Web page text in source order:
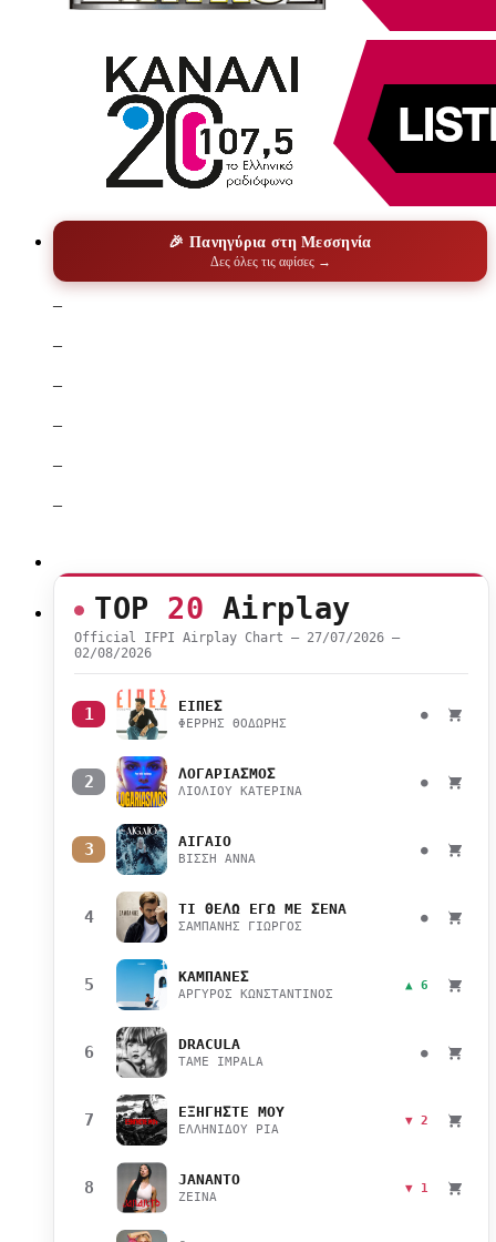
🎉 Πανηγύρια στη Μεσσηνία
Δες όλες τις αφίσες →
–
–
–
–
–
–
TOP 20 Airplay
Official IFPI Airplay Chart — 27/07/2026 –
02/08/2026
1 ΕΙΠΕΣ
ΦΕΡΡΗΣ ΘΟΔΩΡΗΣ
●
2 ΛΟΓΑΡΙΑΣΜΟΣ
ΛΙΟΛΙΟΥ ΚΑΤΕΡΙΝΑ
●
3 ΑΙΓΑΙΟ
ΒΙΣΣΗ ΑΝΝΑ
●
4 ΤΙ ΘΕΛΩ ΕΓΩ ΜΕ ΣΕΝΑ
ΣΑΜΠΑΝΗΣ ΓΙΩΡΓΟΣ
●
5 ΚΑΜΠΑΝΕΣ
ΑΡΓΥΡΟΣ ΚΩΝΣΤΑΝΤΙΝΟΣ
▲ 6
6 DRACULA
TAME IMPALA
●
7 ΕΞΗΓΗΣΤΕ ΜΟΥ
ΕΛΛΗΝΙΔΟΥ ΡΙΑ
▼ 2
8 JANANTO
ZEINA
▼ 1